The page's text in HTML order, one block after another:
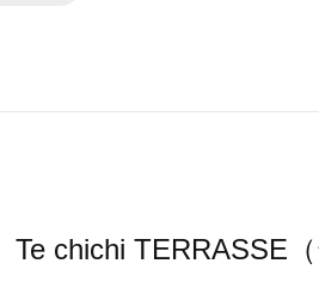
Te chichi TERRASSE